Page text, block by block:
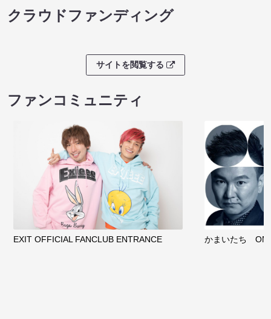
クラウドファンディング
サイトを閲覧する
ファンコミュニティ
EXIT OFFICIAL FANCLUB ENTRANCE かまいたち